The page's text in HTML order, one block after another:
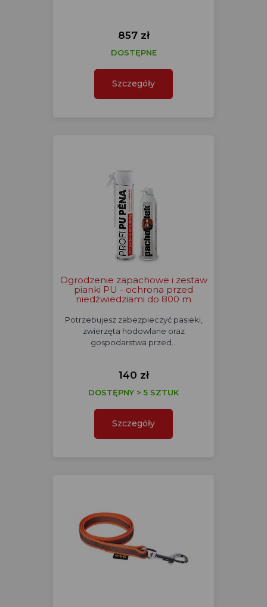
857 zł
DOSTĘPNE
Szczegóły
Ogrodzenie zapachowe i zestaw
pianki PU - ochrona przed
niedźwiedziami do 800 m
Potrzebujesz zabezpieczyć pasieki,
zwierzęta hodowlane oraz
gospodarstwa przed…
140 zł
DOSTĘPNY > 5 SZTUK
Szczegóły